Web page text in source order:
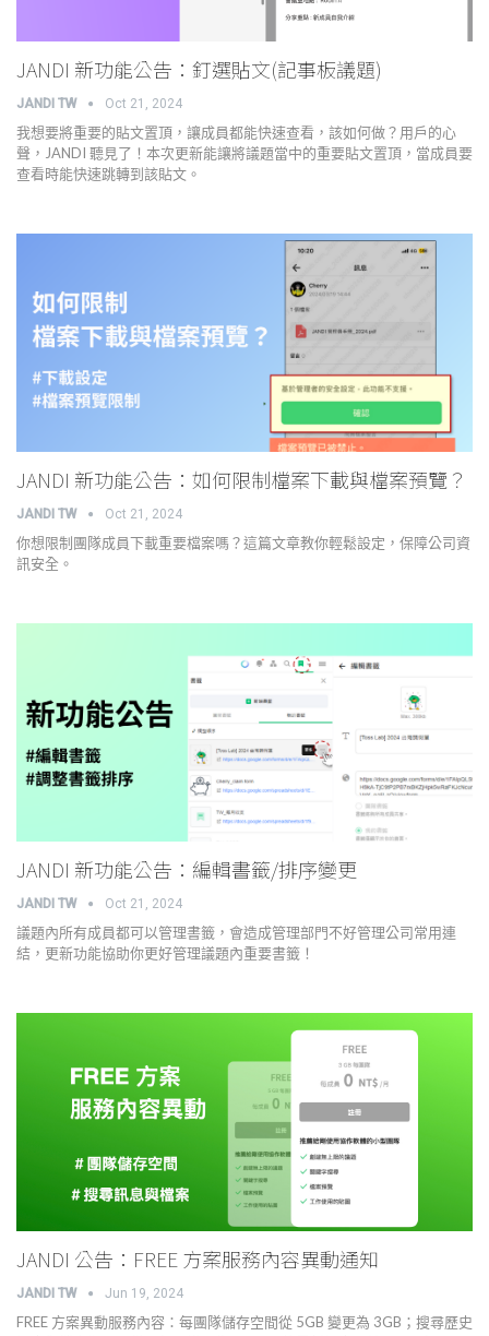
JANDI 新功能公告：釘選貼文(記事板議題)
JANDI TW Oct 21, 2024
我想要將重要的貼文置頂，讓成員都能快速查看，該如何做？用戶的心
聲，JANDI 聽見了！本次更新能讓將議題當中的重要貼文置頂，當成員要
查看時能快速跳轉到該貼文。
JANDI 新功能公告：如何限制檔案下載與檔案預覽？
JANDI TW Oct 21, 2024
你想限制團隊成員下載重要檔案嗎？這篇文章教你輕鬆設定，保障公司資
訊安全。
JANDI 新功能公告：編輯書籤/排序變更
JANDI TW Oct 21, 2024
議題內所有成員都可以管理書籤，會造成管理部門不好管理公司常用連
結，更新功能協助你更好管理議題內重要書籤！
JANDI 公告：FREE 方案服務內容異動通知
JANDI TW Jun 19, 2024
FREE 方案異動服務內容：每團隊儲存空間從 5GB 變更為 3GB；搜尋歷史